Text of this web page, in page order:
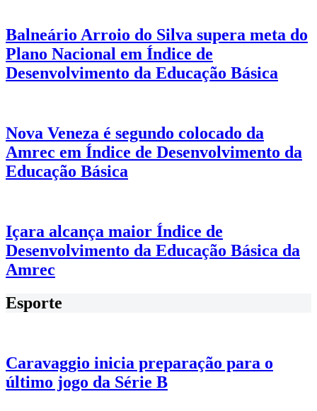
Balneário Arroio do Silva supera meta do
Plano Nacional em Índice de
Desenvolvimento da Educação Básica
Nova Veneza é segundo colocado da
Amrec em Índice de Desenvolvimento da
Educação Básica
Içara alcança maior Índice de
Desenvolvimento da Educação Básica da
Amrec
Esporte
Caravaggio inicia preparação para o
último jogo da Série B